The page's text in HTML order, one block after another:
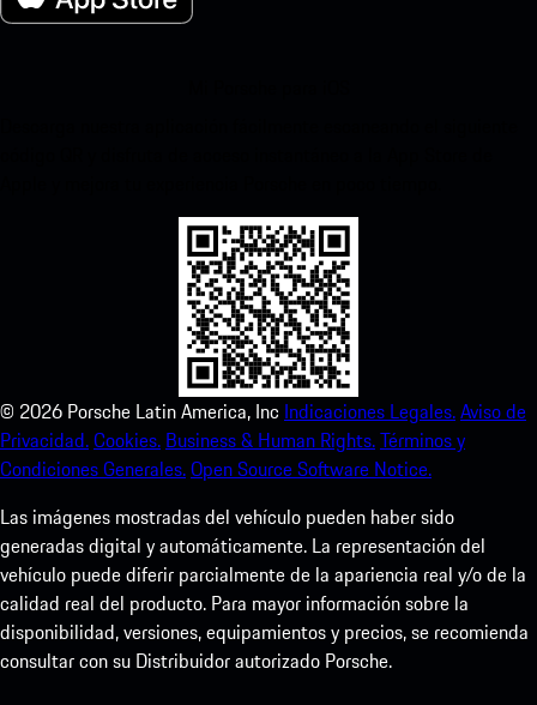
© 2026 Porsche Latin America, Inc Indicaciones Legales.Aviso de
Privacidad.Cookies. Business & Human Rights.Términos y
Condiciones Generales.Open Source Software Notice.
Las imágenes mostradas del vehículo pueden haber sido
generadas digital y automáticamente. La representación del
vehículo puede diferir parcialmente de la apariencia real y/o de la
calidad real del producto. Para mayor información sobre la
disponibilidad, versiones, equipamientos y precios, se recomienda
consultar con su Distribuidor autorizado Porsche.